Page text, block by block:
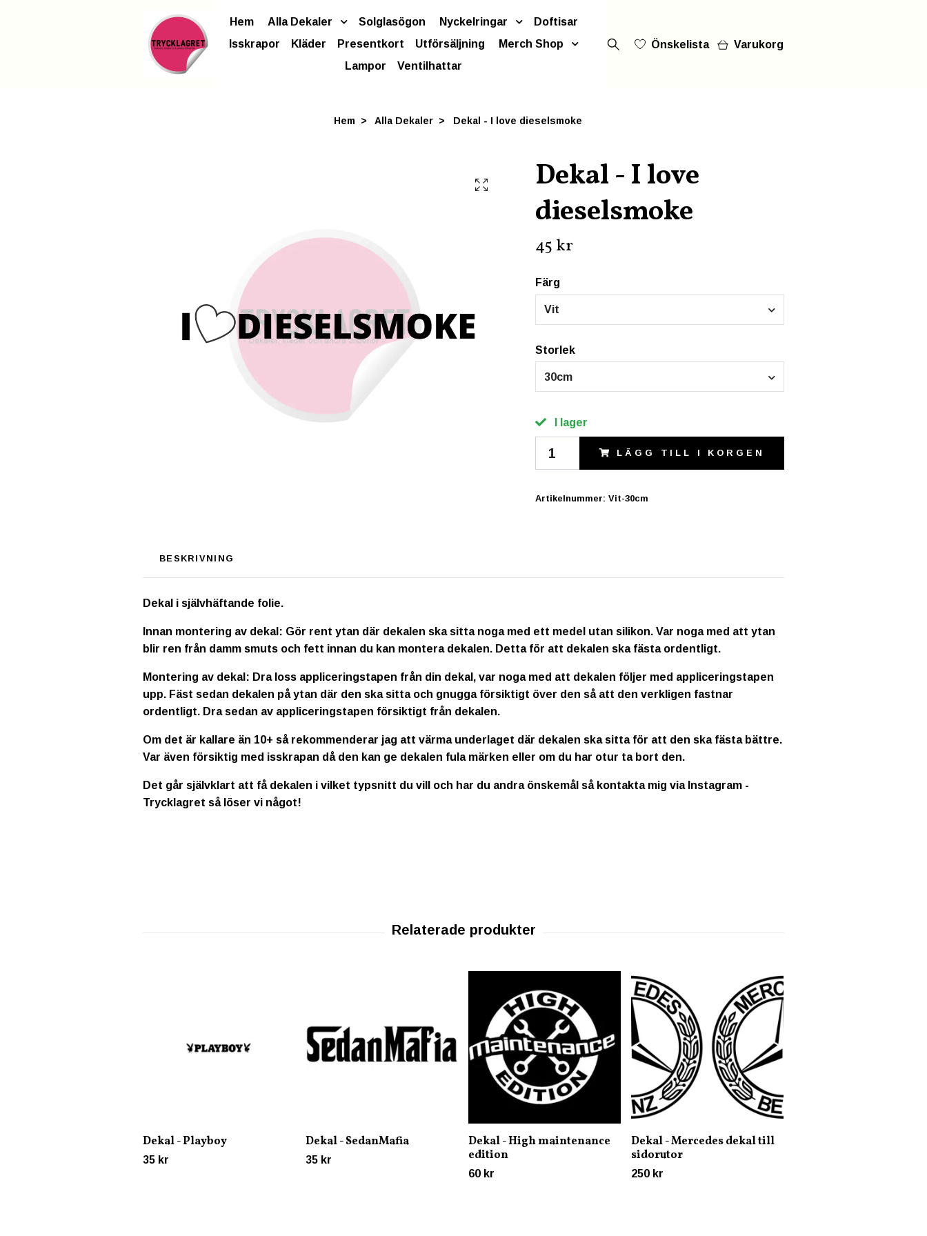
Hem Alla Dekaler Solglasögon Nyckelringar
Doftisar
Isskrapor
Kläder Presentkort Utförsäljning
Merch Shop
Lampor
Ventilhattar
Önskelista Varukorg
Hem Alla Dekaler Dekal - I love dieselsmoke
Dekal - I love
dieselsmoke
45 kr
Färg
Vit
Storlek
30cm
I lager
LÄGG TILL I KORGEN
Artikelnummer: Vit-30cm
BESKRIVNING
Dekal i självhäftande folie.
Innan montering av dekal: Gör rent ytan där dekalen ska sitta noga med ett medel utan silikon. Var noga med att ytan
blir ren från damm smuts och fett innan du kan montera dekalen. Detta för att dekalen ska fästa ordentligt.
Montering av dekal: Dra loss appliceringstapen från din dekal, var noga med att dekalen följer med appliceringstapen
upp. Fäst sedan dekalen på ytan där den ska sitta och gnugga försiktigt över den så att den verkligen fastnar
ordentligt. Dra sedan av appliceringstapen försiktigt från dekalen.
Om det är kallare än 10+ så rekommenderar jag att värma underlaget där dekalen ska sitta för att den ska fästa bättre.
Var även försiktig med isskrapan då den kan ge dekalen fula märken eller om du har otur ta bort den.
Det går självklart att få dekalen i vilket typsnitt du vill och har du andra önskemål så kontakta mig via Instagram -
Trycklagret så löser vi något!
Dekal - Playboy
35 kr
Dekal - SedanMafia
35 kr
Dekal - High maintenance
edition
60 kr
Dekal - Mercedes dekal till
sidorutor
250 kr